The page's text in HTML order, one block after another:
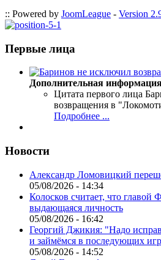
:: Powered by JoomLeague - Version
Первые лица
Дополнительная
Цитата первого лица
возвращения в
Подробнее ...
Новости
Александр Ломовицкий
05/08/2026 - 14:34
Колосков считает, что
выдающаяся личность
05/08/2026 - 16:42
Георгий Джикия: "Надо
и займёмся в последующих
05/08/2026 - 14:52